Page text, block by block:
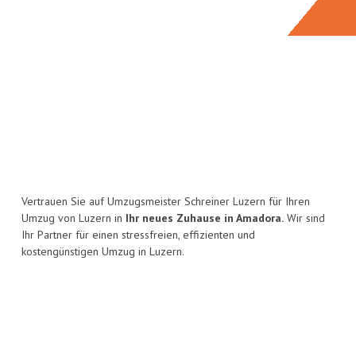
Vertrauen Sie auf Umzugsmeister Schreiner Luzern für Ihren
Umzug von Luzern in Ihr neues Zuhause in Amadora. Wir sind
Ihr Partner für einen stressfreien, effizienten und
kostengünstigen Umzug in Luzern.